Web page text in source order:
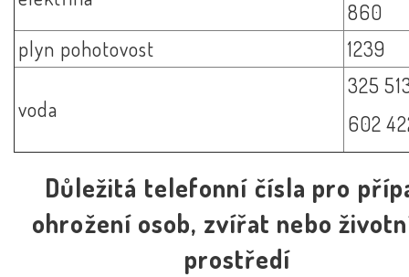
860
plyn pohotovost
1239
voda
325
602
Důležitá telefonní čísla pro
ohrožení osob, zvířat nebo
prostředí